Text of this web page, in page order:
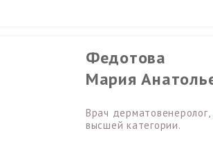
Федотова
Мария
Врач дерматовенеролог,
высшей категории.